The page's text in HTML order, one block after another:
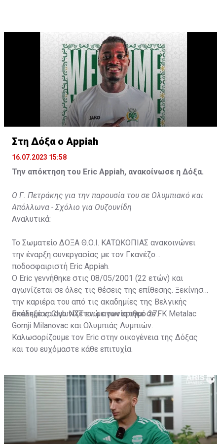
31χρονος άσος.
Στη Δόξα ο Appiah
16.07.2023 15:58
Την απόκτηση του Eric Appiah, ανακοίνωσε η Δόξα.
Ο Γ. Πετράκης για την παρουσία του σε Ολυμπιακό και
Απόλλωνα - Σχόλιο για Ουζουνίδη
Αναλυτικά:
Το Σωματείο ΔΟΞΑ Θ.Ο.Ι. ΚΑΤΩΚΟΠΙΑΣ ανακοινώνει
την έναρξη συνεργασίας με τον Γκανέζο
ποδοσφαιριστή Eric Appiah.
Ο Eric γεννήθηκε στις 08/05/2001 (22 ετών) και
αγωνίζεται σε όλες τις θέσεις της επίθεσης. Ξεκίνησε
την καριέρα του από τις ακαδημίες της Βελγικής
ακαδημίας Club NXT ενώ αγωνίστηκε σε FK Metalac
Gornji Milanovac και Ολυμπιάς Λυμπιών.
Επέλεξε να αγωνίζεται με τον αριθμό 27.
Καλωσορίζουμε τον Eric στην οικογένεια της Δόξας
και του ευχόμαστε κάθε επιτυχία.